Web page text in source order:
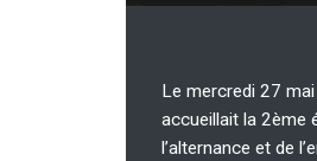
Le mercredi 27
accueillait la 2ème
l’alternance et de